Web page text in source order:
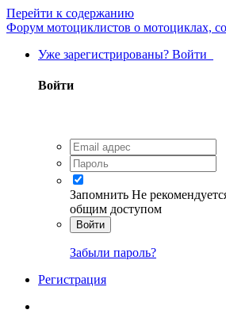
Перейти к содержанию
Форум мотоциклистов о мотоциклах,
Уже зарегистрированы? Войти
Войти
Запомнить Не
общим доступом
Войти
Забыли пароль?
Регистрация